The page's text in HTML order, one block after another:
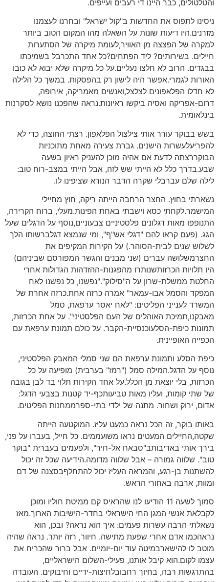
והטלטולים, כבר היינו די רעבים ועייפים.
ניסינו לתפוס את החדשות ב"קול ישראל" ובחרנו לעצמנו
מזרנים.היו דיעות שונות על השאלה מהו המקום הטוב ביותר
למקרה של הפצצה מן האוויר,לעומת מיקרה של הסתערות
חיילים. בשירותים? ליד הפתחים?כל אחד התכרבל בשמיכתו
בבגדים. הרוב לא חלצו נעליים.על כל מיקרה שלא יבוא לא כובו
האורות לגמרי.אפשר היה לישון רק בהפסקות. במשך כל הלילה
לא חדלו הפלאפונים לצלצל,ואנשים מאמריקה, אירופה,
דרום-אפריקה ואסיה ביקשו ראיונות.נראה שהפכנו נושא לסקרנות
בינלאומית.
בשש בבוקר עורר אותי צילצול הפלאפון. רצתי החוצה, כדי לא
להפריעלעשרות הישנים. גברת צעירה מאחת מתוכניות
הבוקררצתה לדעת אם אהיה מוכן להעניק ראיון בשעה
שבע.בדרך כלל לא הייתי שש לזה, אבל הייתי במצב-רוח טוב:
לילה שלם עברבלי שקרה הדבר הנורא שציפינו לו.
נשארתי בחוץ. החצר הרחבה הייתה ריקה, חוץ מחיילי
המישמר.לקחתי כסא וישבתי באחת הפינות.מעלי, ברוח הקרירה,
התנופפו מאות דגלונים פלסטיניים צבעוניים,נוסף על הדגלים שעל
הגג. (פעם קראו להם "דגלי אש"ף", ומי שנמצא דגלברשותו הלך
לשלוש שנים לבית-הסוהר.) על הקירות המקיפים את
החצרמשלושה עברים (שני מבנים והגשר המפורסם שביניהם)
היו תלויות הכרזותשנותרו מהפגנות-ההזדהות הגדולות אחרי
החלטת ממשלת-שרון על ה"סילוק"."נפשנו, כל נפשנו לאח
המפקד והסמל אבו-עמאר" אמרה כרזה אחת.כרזה אחרת של
המשרד לענייני הפליטים: "לאח יאסר ערפאת, סמל
מאבקנו,תמיכת האוהלים של העם הפלסטיני". על אחת הכרזות,
תמונות כיפת-הסלעוכנסיית-הקבר. על כולם תמונת ערפאת עם
הכפייה האופיינית.
כיפת הסלע ותמונת ערפאת הם שני סמלי המאבק הפלסטיני,
נוסף על הדגל.המילה סמל ("רמז" בערבית) מופיעה על כל
הכרזות, בלי יוצאת מן הכלל.על אחד הקירות תלוי בד לבן בגובה
של שתי קומות, ועליו מאות טביעותכף-יד קטנות בצבעי הדגל:
אדום, ירוק ושחור. מתנה של ילדי בתי-ספרממחנות הפליטים.
באותו בוקר, זה הכל נראה כמעט עליז. המוקטעה הייתה
שקטה,החיילים המעטים נראו משועממים. כל חייל, בעברו על פני,
בירך אותי באדיבותב"סבאח אל-חיר", ולפעמים בעברית "בוקר
טוב". שלווה גמורה – אבל שלווה מדומה.הידיעה שכל זה יכול
להשתנות בן-רגע, והמראה העליז יכול להתחלףבסצנה של דם
ומוות, ארבה באחורי הראש.
סמוך לשעה 11 הודיעו לנו שהראיס קם ממיטת חוליו ומוכן
לקבלאת אנשי המגן החי הישראלי בחדר-הישיבות הארוך.מאז
נשאלתי הרבה עשרות פעמים: איך הוא נראה? ובכן, הוא
נראהכמו אדם אחרי שפעת מתישה. חיוור, רזה יותר. נראה שהיה
מוטב לו להישארבמיטה עוד יום-יומיים. אבל ברור שהכריח את
עצמו לקום.הוא קיבל אותנו, פעילי-השלום הישראליים,
בהתרגשות רבה, בחיוך רחבובלחיצות-ידיים וחיבוקים. העובדה